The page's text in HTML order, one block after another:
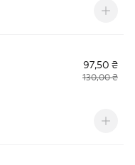
97,50 ₴
130,00 ₴